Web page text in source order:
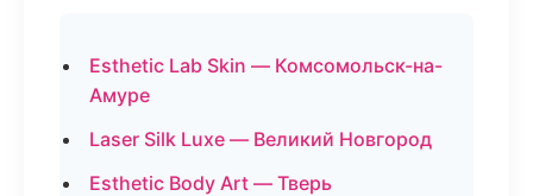
Esthetic Lab Skin — Комсомольск-на-
Амуре
Laser Silk Luxe — Великий Новгород
Esthetic Body Art — Тверь